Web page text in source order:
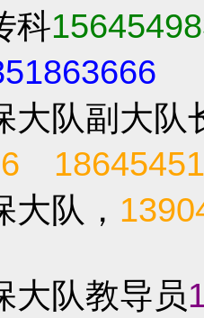
科
大队副大队
队，
大队教导员